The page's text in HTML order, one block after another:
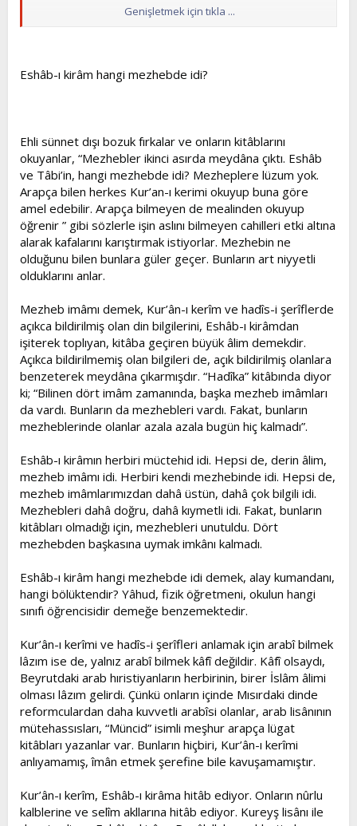
Genişletmek için tıkla ...
Eshâb-ı kirâm hangi mezhebde idi?
Ehli sünnet dışı bozuk fırkalar ve onların kitâblarını
okuyanlar, “Mezhebler ikinci asırda meydâna çıktı. Eshâb
ve Tâbi’in, hangi mezhebde idi? Mezheplere lüzum yok.
Arapça bilen herkes Kur’an-ı kerimi okuyup buna göre
amel edebilir. Arapça bilmeyen de mealinden okuyup
öğrenir ” gibi sözlerle işin aslını bilmeyen cahilleri etki altına
alarak kafalarını karıştırmak istiyorlar. Mezhebin ne
olduğunu bilen bunlara güler geçer. Bunların art niyyetli
olduklarını anlar.
Mezheb imâmı demek, Kur’ân-ı kerîm ve hadîs-i şerîflerde
açıkca bildirilmiş olan din bilgilerini, Eshâb-ı kirâmdan
işiterek toplıyan, kitâba geçiren büyük âlim demekdir.
Açıkca bildirilmemiş olan bilgileri de, açık bildirilmiş olanlara
benzeterek meydâna çıkarmışdır. “Hadîka” kitâbında diyor
ki; “Bilinen dört imâm zamanında, başka mezheb imâmları
da vardı. Bunların da mezhebleri vardı. Fakat, bunların
mezheblerinde olanlar azala azala bugün hiç kalmadı”.
Eshâb-ı kirâmın herbiri müctehid idi. Hepsi de, derin âlim,
mezheb imâmı idi. Herbiri kendi mezhebinde idi. Hepsi de,
mezheb imâmlarımızdan dahâ üstün, dahâ çok bilgili idi.
Mezhebleri dahâ doğru, dahâ kıymetli idi. Fakat, bunların
kitâbları olmadığı için, mezhebleri unutuldu. Dört
mezhebden başkasına uymak imkânı kalmadı.
Eshâb-ı kirâm hangi mezhebde idi demek, alay kumandanı,
hangi bölüktendir? Yâhud, fizik öğretmeni, okulun hangi
sınıfı öğrencisidir demeğe benzemektedir.
Kur’ân-ı kerîmi ve hadîs-i şerîfleri anlamak için arabî bilmek
lâzım ise de, yalnız arabî bilmek kâfî değildir. Kâfî olsaydı,
Beyrutdaki arab hıristiyanların herbirinin, birer İslâm âlimi
olması lâzım gelirdi. Çünkü onların içinde Mısırdaki dinde
reformculardan daha kuvvetli arabîsi olanlar, arab lisânının
mütehassısları, “Müncid” isimli meşhur arapça lügat
kitâbları yazanlar var. Bunların hiçbiri, Kur’ân-ı kerîmi
anlıyamamış, îmân etmek şerefine bile kavuşamamıştır.
Kur’ân-ı kerîm, Eshâb-ı kirâma hitâb ediyor. Onların nûrlu
kalblerine ve selîm akllarına hitâb ediyor. Kureyş lisânı ile